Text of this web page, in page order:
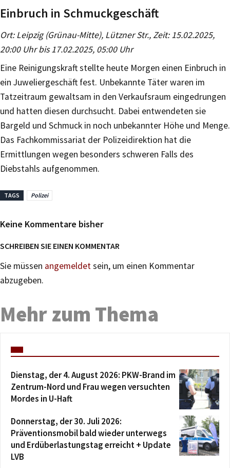
Einbruch in Schmuckgeschäft
Ort: Leipzig (Grünau-Mitte), Lützner Str., Zeit: 15.02.2025,
20:00 Uhr bis 17.02.2025, 05:00 Uhr
Eine Reinigungskraft stellte heute Morgen einen Einbruch in
ein Juweliergeschäft fest. Unbekannte Täter waren im
Tatzeitraum gewaltsam in den Verkaufsraum eingedrungen
und hatten diesen durchsucht. Dabei entwendeten sie
Bargeld und Schmuck in noch unbekannter Höhe und Menge.
Das Fachkommissariat der Polizeidirektion hat die
Ermittlungen wegen besonders schweren Falls des
Diebstahls aufgenommen.
TAGS Polizei
Keine Kommentare bisher
SCHREIBEN SIE EINEN KOMMENTAR
Sie müssen angemeldetsein, um einen Kommentar
abzugeben.
Mehr zum Thema
Dienstag, der 4. August 2026: PKW-Brand im
Zentrum-Nord und Frau wegen versuchten
Mordes in U-Haft
Donnerstag, der 30. Juli 2026:
Präventionsmobil bald wieder unterwegs
und Erdüberlastungstag erreicht + Update
LVB